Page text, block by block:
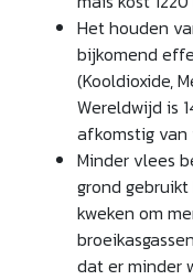
Het houden
bijkomend
(Kool­dioxide,
Wereldwijd is
afkomstig
Minder vlees
grond
kweken om
dat er minder